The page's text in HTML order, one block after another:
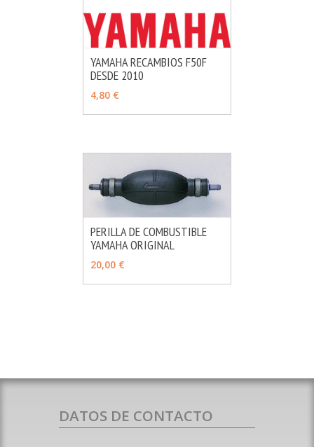
VER OPCIONES
YAMAHA RECAMBIOS F50F
DESDE 2010
4,80 €
VER OPCIONES
PERILLA DE COMBUSTIBLE
YAMAHA ORIGINAL
20,00 €
DATOS DE CONTACTO